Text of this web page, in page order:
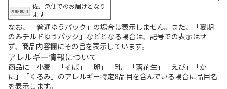
佐川急便でのお届けとなり
ます
なお、「普通ゆうパック」の場合は表示しません。また、「夏期
のみチルドゆうパック」などとなる場合は、記号での表示はせ
ず、商品内容欄にその旨を表示しています。
アレルギー情報について
商品に「小麦」「そば」「卵」「乳」「落花生」「えび」「か
に」「くるみ」のアレルギー特定8品目を含んでいる場合に品目名
を表示します。